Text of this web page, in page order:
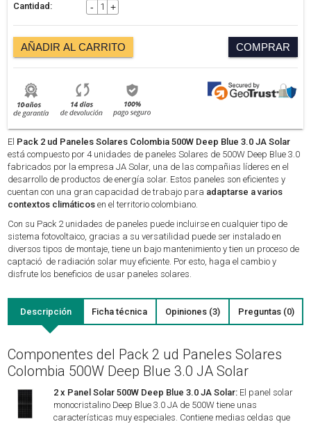
Cantidad:
- +
AÑADIR AL CARRITO COMPRAR
El Pack 2 ud Paneles Solares Colombia 500W Deep Blue 3.0 JA Solar
está compuesto por 4 unidades de paneles Solares de 500W Deep Blue 3.0
fabricados por la empresa JA Solar, una de las compañias líderes en el
desarrollo de productos de energía solar. Estos paneles son eficientes y
cuentan con una gran capacidad de trabajo para adaptarse a varios
contextos climáticosen el territorio colombiano.
Con su Pack 2 unidades de paneles puede incluirse en cualquier tipo de
sistema fotovoltaico, gracias a su versatilidad puede ser instalado en
diversos tipos de montaje, tiene un bajo mantenimiento y tien un proceso de
captació de radiación solar muy eficiente. Por esto, haga el cambio y
disfrute los beneficios de usar paneles solares.
Descripción Ficha técnica Opiniones (3) Preguntas (0)
Componentes del Pack 2 ud Paneles Solares
Colombia 500W Deep Blue 3.0 JA Solar
2 x Panel Solar 500W Deep Blue 3.0 JA Solar: El panel solar
monocristalino Deep Blue 3.0 JA de 500W tiene unas
características muy especiales. Contiene medias celdas que